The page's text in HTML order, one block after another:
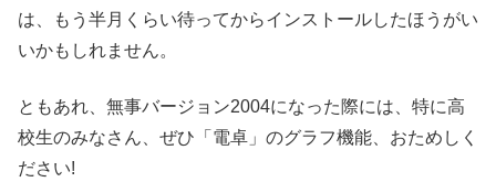
は、もう半月くらい待ってからインストールしたほうがい
いかもしれません。
ともあれ、無事バージョン2004になった際には、特に高
校生のみなさん、ぜひ「電卓」のグラフ機能、おためしく
ださい!